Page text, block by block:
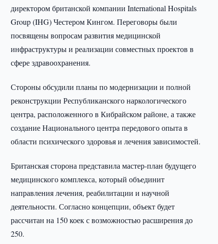
директором британской компании International Hospitals
Group (IHG) Честером Кингом. Переговоры были
посвящены вопросам развития медицинской
инфраструктуры и реализации совместных проектов в
сфере здравоохранения.
Стороны обсудили планы по модернизации и полной
реконструкции Республиканского наркологического
центра, расположенного в Кибрайском районе, а также
создание Национального центра передового опыта в
области психического здоровья и лечения зависимостей.
Британская сторона представила мастер-план будущего
медицинского комплекса, который объединит
направления лечения, реабилитации и научной
деятельности. Согласно концепции, объект будет
рассчитан на 150 коек с возможностью расширения до
250.